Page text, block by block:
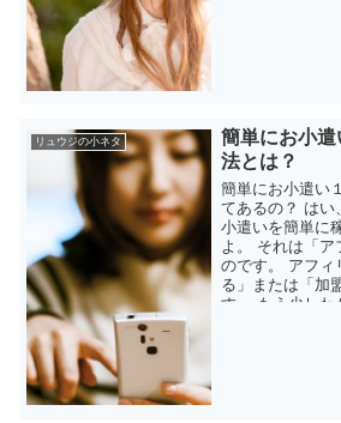
リュウジの小ネタ
簡単にお小
法とは？
簡単にお小遣い
てあるの？ はい
小遣いを簡単に
よ。 それは「ア
のです。 アフィ
る」または「加
す。 もう少しわ